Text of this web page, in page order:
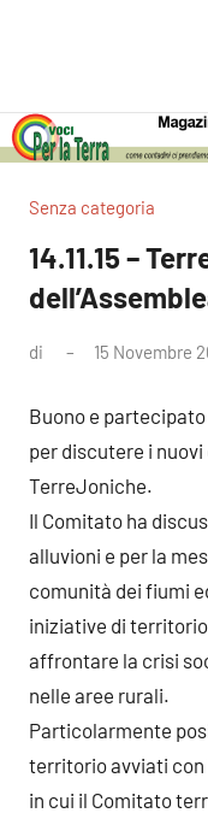
per
la
Terra
per
la
Alimentare
Senza categoria
14.11.15 –
di 15 Novembre
Buono e partecipato
per discutere i
TerreJoniche.
Il Comitato ha
alluvioni e per la
comunità dei fiumi
iniziative di territorio
affrontare la crisi
nelle aree rurali.
Particolarmente
territorio avviati con
in cui il Comitato